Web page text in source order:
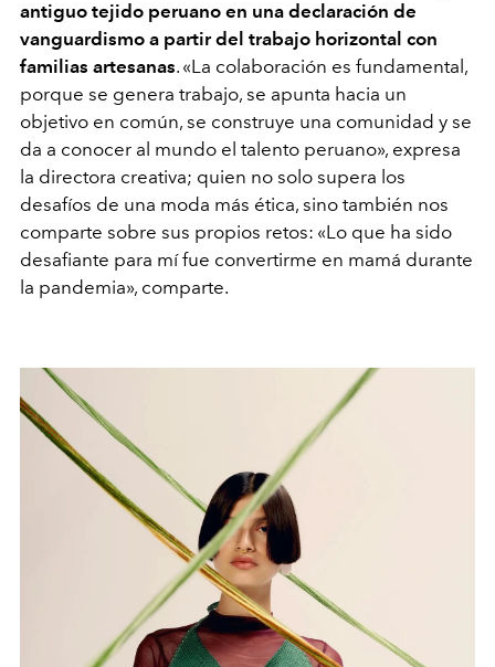
antiguo tejido peruano en una declaración de
vanguardismo a partir del trabajo horizontal con
familias artesanas. «La colaboración es fundamental,
porque se genera trabajo, se apunta hacia un
objetivo en común, se construye una comunidad y se
da a conocer al mundo el talento peruano», expresa
la directora creativa; quien no solo supera los
desafíos de una moda más ética, sino también nos
comparte sobre sus propios retos: «Lo que ha sido
desafiante para mí fue convertirme en mamá durante
la pandemia», comparte.